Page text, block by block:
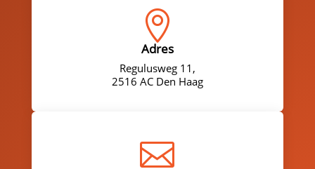

Adres
Regulusweg 11,
2516 AC Den Haag
